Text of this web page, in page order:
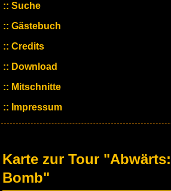
Suche
Gästebuch
Credits
Download
Mitschnitte
Impressum
Karte zur Tour
Bomb"